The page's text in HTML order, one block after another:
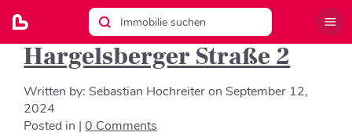
Hargelsberger Straße 2
Written by:Sebastian HochreiteronSeptember 12,
2024
Posted in |0 Comments